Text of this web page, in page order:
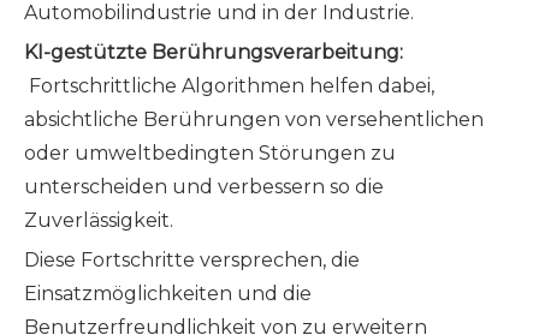
Automobilindustrie und in der Industrie.
KI-gestützte Berührungsverarbeitung:
Fortschrittliche Algorithmen helfen dabei,
absichtliche Berührungen von versehentlichen
oder umweltbedingten Störungen zu
unterscheiden und verbessern so die
Zuverlässigkeit.
Diese Fortschritte versprechen, die
Einsatzmöglichkeiten und die
Benutzerfreundlichkeit von zu erweitern